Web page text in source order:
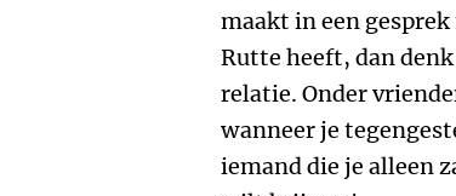
maakt in een
Rutte heeft, dan
relatie. Onder
wanneer je
iemand die je alleen